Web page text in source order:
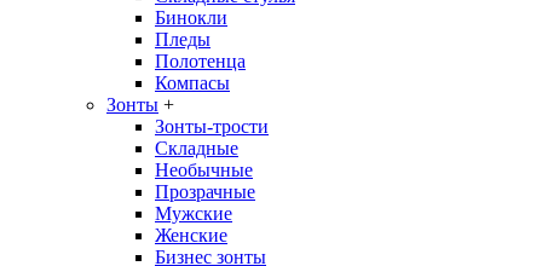
Бинокли
Пледы
Полотенца
Компасы
Зонты +
Зонты-трости
Складные
Необычные
Прозрачные
Мужские
Женские
Бизнес зонты